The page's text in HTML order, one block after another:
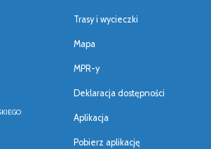
Trasy i wycieczki
Mapa
MPR-y
Deklaracja dostępności
Aplikacja
Pobierz aplikację